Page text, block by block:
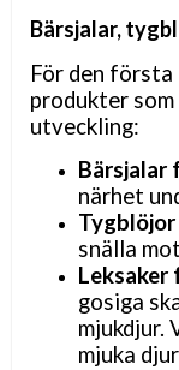
Bärsjalar,
För den första
produkter
utveckling:
Bärsjalar
närhet
snälla
Leksaker
gosiga
mjukdjur.
mjuka